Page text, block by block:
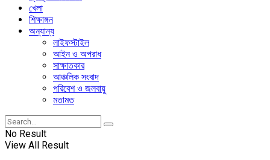
খেলা
শিক্ষাঙ্গন
অন্যান্য
লাইফস্টাইল
আইন ও অপরাধ
সাক্ষাতকার
আঞ্চলিক সংবাদ
পরিবেশ ও জলবায়ু
মতামত
No Result
View All Result